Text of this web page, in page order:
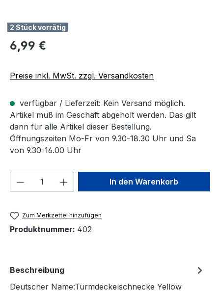
2 Stück vorrätig
Regulärer Preis:
6,99 €
Preise inkl. MwSt. zzgl. Versandkosten
verfügbar / Lieferzeit: Kein Versand möglich.
Artikel muß im Geschäft abgeholt werden. Das gilt
dann für alle Artikel dieser Bestellung.
Öffnungszeiten Mo-Fr von 9.30-18.30 Uhr und Sa
von 9.30-16.00 Uhr
Produkt Anzahl: Gib denIn den Warenkorb
Zum Merkzettel hinzufügen
Produktnummer: 402
Beschreibung
Deutscher Name:Turmdeckelschnecke Yellow